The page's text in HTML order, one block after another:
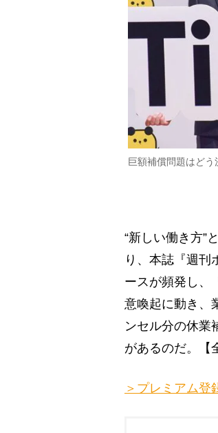
巨額補償問題はどう
“新しい働き方”
り、本誌『週刊
ースが頻発し、
意喚起に動き、
ンセル分の休業
があるのだ。【
＞プレミアム登